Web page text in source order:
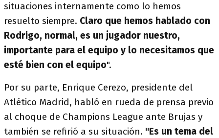
situaciones internamente como lo hemos
resuelto siempre. Claro que hemos hablado con
Rodrigo, normal, es un jugador nuestro,
importante para el equipo y lo necesitamos que
esté bien con el equipo".
Por su parte, Enrique Cerezo, presidente del
Atlético Madrid, habló en rueda de prensa previo
al choque de Champions League ante Brujas y
también se refirió a su situación. "Es un tema del